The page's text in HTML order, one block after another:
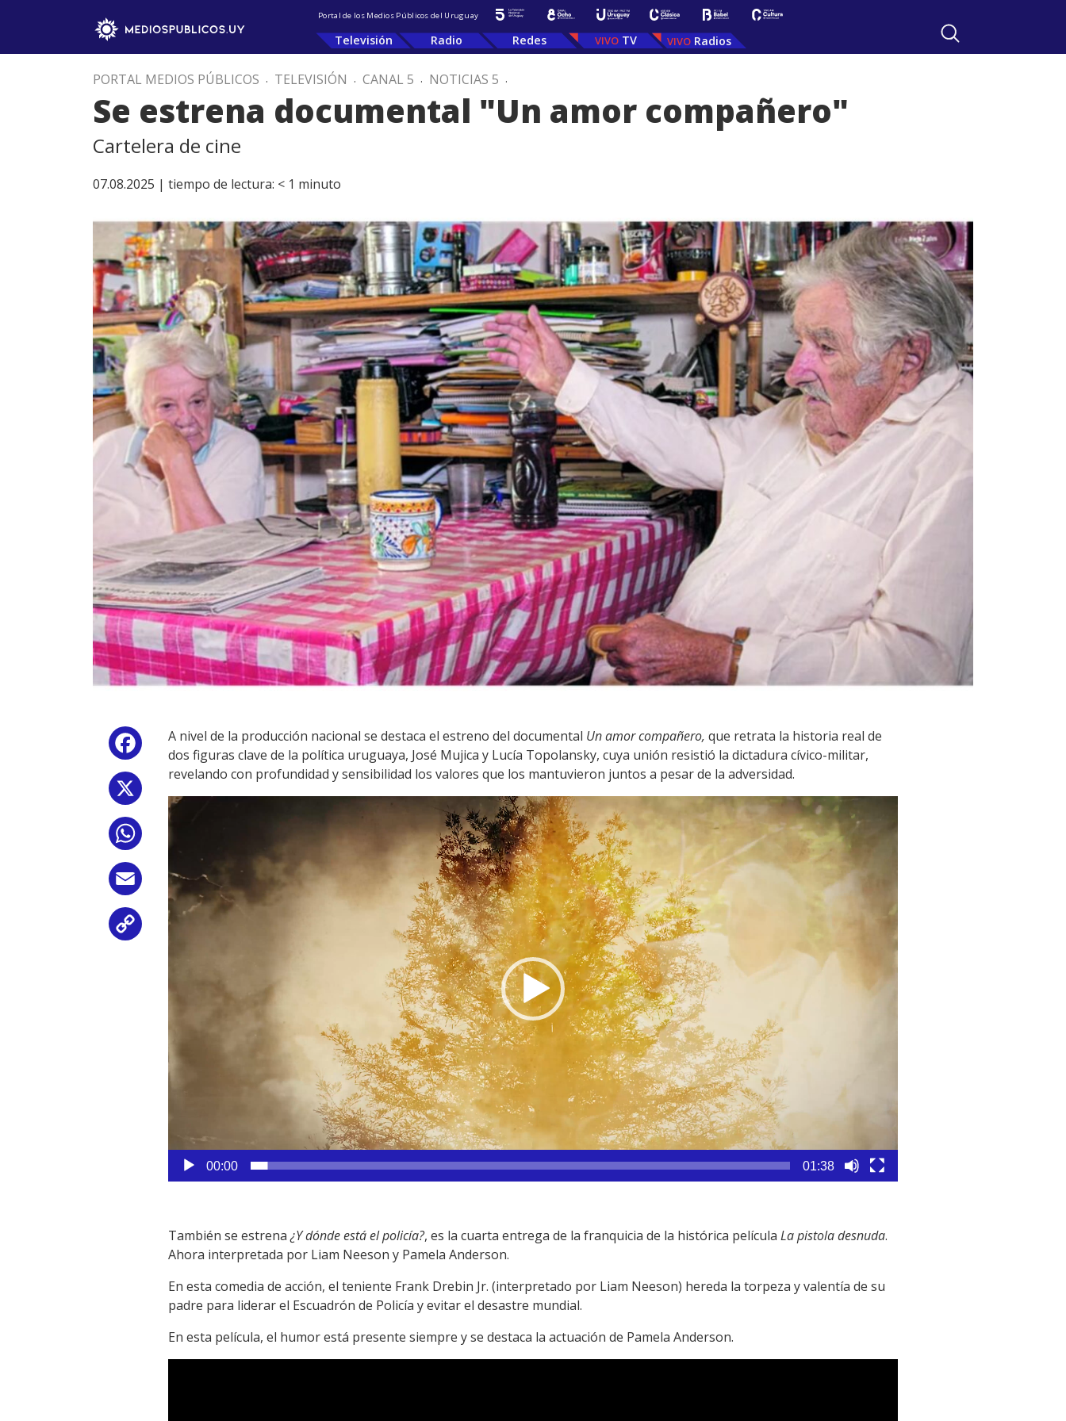
Portal de los Medios Públicos del Uruguay
Televisión Radio Redes TV Radios
PORTAL MEDIOS PÚBLICOS . TELEVISIÓN . CANAL 5 . NOTICIAS 5 .
Se estrena documental "Un amor compañero"
Cartelera de cine
07.08.2025 | tiempo de lectura: < 1 minuto
Facebook
Email
Copy
A nivel de la producción nacional se destaca el estreno del documental Un amor compañero, que retrata la historia real de
dos figuras clave de la política uruguaya, José Mujica y Lucía Topolansky, cuya unión resistió la dictadura cívico-militar,
revelando con profundidad y sensibilidad los valores que los mantuvieron juntos a pesar de la adversidad.
Reproductor
de
vídeo
00:00 01:38
También se estrena¿Y dónde está el policía?, es la cuarta entrega de la franquicia de la histórica película La pistola desnuda.
Ahora interpretada por Liam Neeson y Pamela Anderson.
En esta comedia de acción, el teniente Frank Drebin Jr. (interpretado por Liam Neeson) hereda la torpeza y valentía de su
padre para liderar el Escuadrón de Policía y evitar el desastre mundial.
En esta película, el humor está presente siempre y se destaca la actuación de Pamela Anderson.